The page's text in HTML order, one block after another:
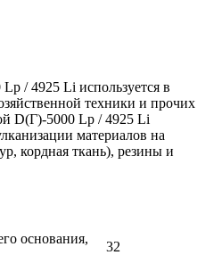
/ 4925 Li используется в
техники и прочих
D(Г)-5000 Lp / 4925 Li
материалов на
кордная ткань), резины и
основания,
32